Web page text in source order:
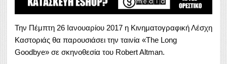
Την Πέμπτη 26 Ιανουαρίου 2017 η Κινηματογραφική Λέσχη
Καστοριάς θα παρουσιάσει την ταινία «The Long
Goodbye» σε σκηνοθεσία του Robert Altman.